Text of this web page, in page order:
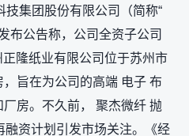
集团股份有限公司（简称“
布公告称，公司全资子公司
隆纸业有限公司位于苏州市
旨在为公司的高端 电子 布
房。不久前， 聚杰微纤 抛
融资计划引发市场关注。《经